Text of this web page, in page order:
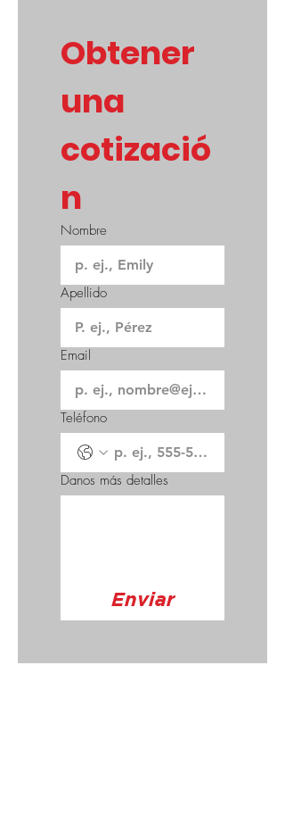
Obtener
una
cotizació
n
Nombre
Apellido
Email
Teléfono
Danos más detalles
Enviar